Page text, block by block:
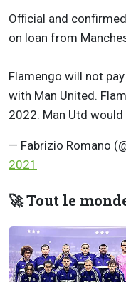
Official and
on loan from
Flamengo will not
with Man United.
2022. Man Utd
— Fabrizio Romano
2021
🚀 Tout le